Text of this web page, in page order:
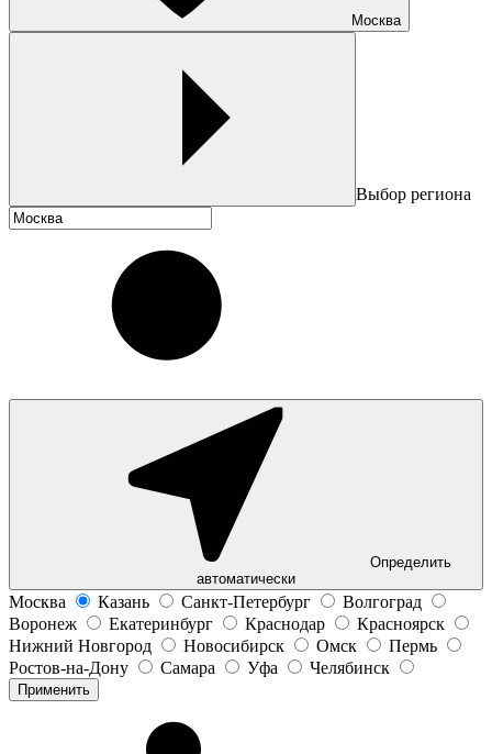
Москва
Выбор региона
Определить
автоматически
Москва Казань Санкт-Петербург
Волгоград
Воронеж
Екатеринбург Краснодар
Красноярск
Нижний Новгород
Новосибирск Омск
Пермь
Ростов-на-Дону
Самара Уфа Челябинск
Применить